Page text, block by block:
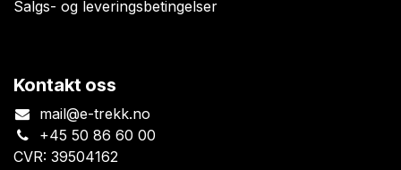
Salgs- og leveringsbetingelser
Kontakt oss
mail@e-trekk.no
+45 50 86 60 00
CVR: 39504162